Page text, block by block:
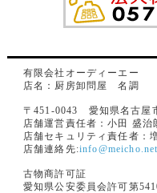
有限会社オーディーエー
店名：厨房卸問屋 名調
〒451-0043 愛知県名古屋
店舗運営責任者：小田 盛治
店舗セキュリティ責任者：
店舗連絡先:info@meicho.net
古物商許可証
愛知県公安委員会許可第